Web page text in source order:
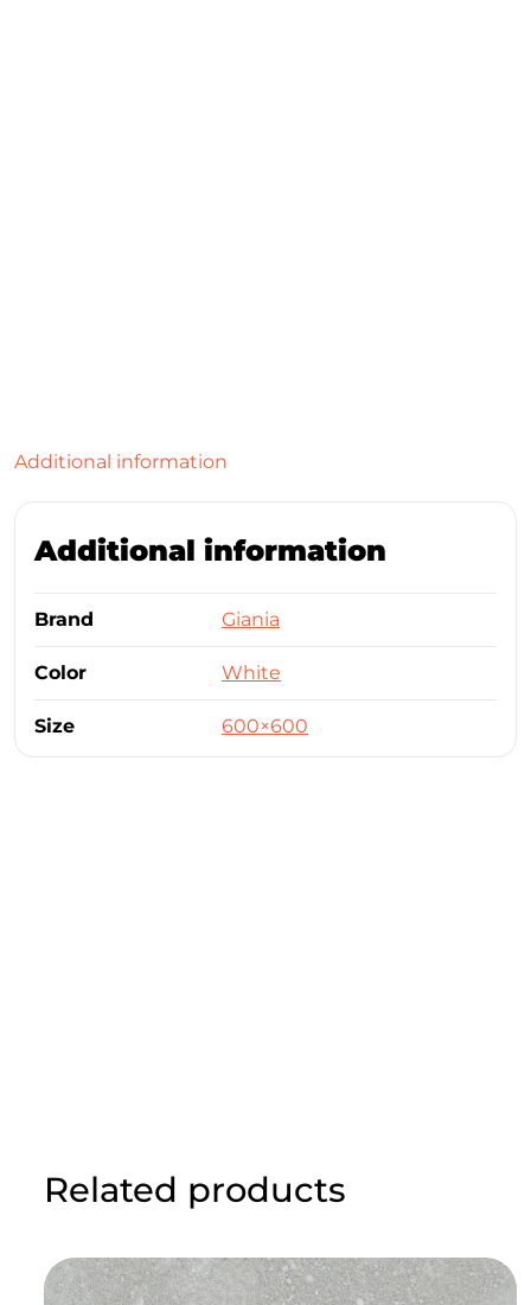
Additional information
Additional information
Brand Giania
Color White
Size 600×600
Related products